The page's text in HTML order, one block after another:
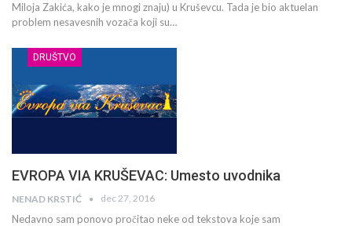
Miloja Zakića, kako je mnogi znaju) u Kruševcu. Tada je bio aktuelan
problem nesavesnih vozača koji su…
DRUŠTVO
EVROPA VIA KRUŠEVAC: Umesto uvodnika
NENAD KRSTIĆ dec 27, 2016
Nedavno sam ponovo pročitao neke od tekstova koje sam